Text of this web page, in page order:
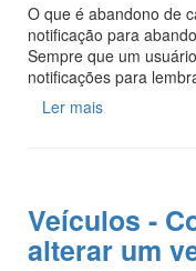
O que é abandono de
notificação para
Sempre que um
notificações para
Ler mais
Veículos -
alterar um